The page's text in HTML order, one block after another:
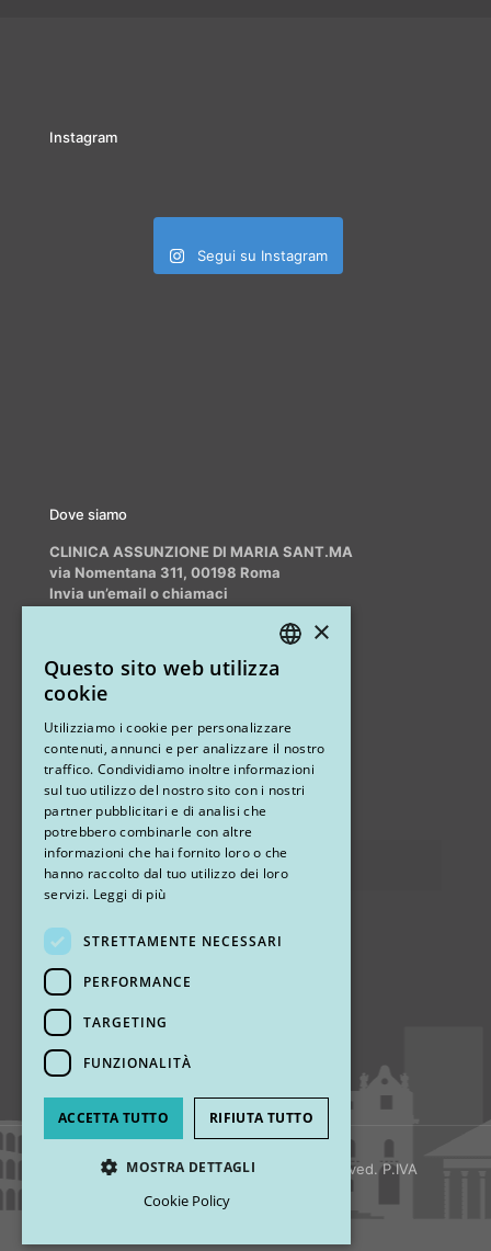
Instagram
Segui su Instagram
Dove siamo
CLINICA ASSUNZIONE DI MARIA SANT.MA
via Nomentana 311, 00198 Roma
Invia un’email o chiamaci
Altri studi
STUDIO MARIANETTI MED
via Sandro Pertini 26, 67051 Avezzano (AQ)
Ci trovi
© 2018 My Rhinoplasty. All Rights Reserved. P.IVA
×
Questo sito web utilizza
cookie
Utilizziamo i cookie per personalizzare
contenuti, annunci e per analizzare il nostro
traffico. Condividiamo inoltre informazioni
sul tuo utilizzo del nostro sito con i nostri
partner pubblicitari e di analisi che
potrebbero combinarle con altre
informazioni che hai fornito loro o che
hanno raccolto dal tuo utilizzo dei loro
servizi. Leggi di più
STRETTAMENTE NECESSARI
PERFORMANCE
TARGETING
FUNZIONALITÀ
ACCETTA TUTTO RIFIUTA TUTTO
MOSTRA DETTAGLI
Strettamente necessari Performance
Cookie Policy